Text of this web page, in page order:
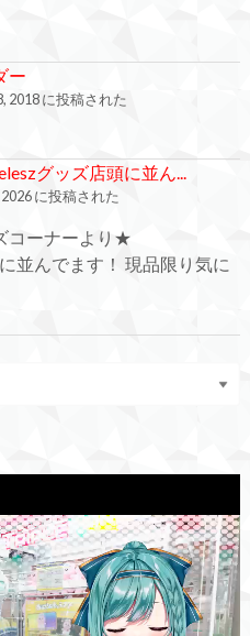
ー
2018 に投稿された
グッズ店頭に並ん...
2026 に投稿された
コーナーより★
並んでます！ 現品限り気に